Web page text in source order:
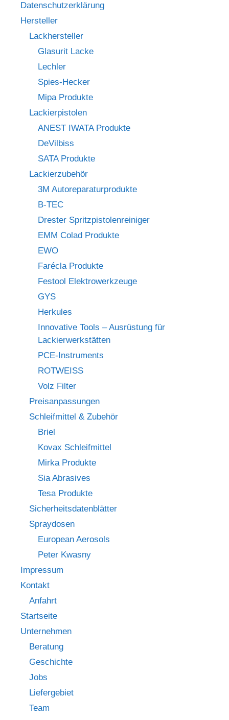
Datenschutzerklärung
Hersteller
Lackhersteller
Glasurit Lacke
Lechler
Spies-Hecker
Mipa Produkte
Lackierpistolen
ANEST IWATA Produkte
DeVilbiss
SATA Produkte
Lackierzubehör
3M Autoreparaturprodukte
B-TEC
Drester Spritzpistolenreiniger
EMM Colad Produkte
EWO
Farécla Produkte
Festool Elektrowerkzeuge
GYS
Herkules
Innovative Tools – Ausrüstung für
Lackierwerkstätten
PCE-Instruments
ROTWEISS
Volz Filter
Preisanpassungen
Schleifmittel & Zubehör
Briel
Kovax Schleifmittel
Mirka Produkte
Sia Abrasives
Tesa Produkte
Sicherheitsdatenblätter
Spraydosen
European Aerosols
Peter Kwasny
Impressum
Kontakt
Anfahrt
Startseite
Unternehmen
Beratung
Geschichte
Jobs
Liefergebiet
Team